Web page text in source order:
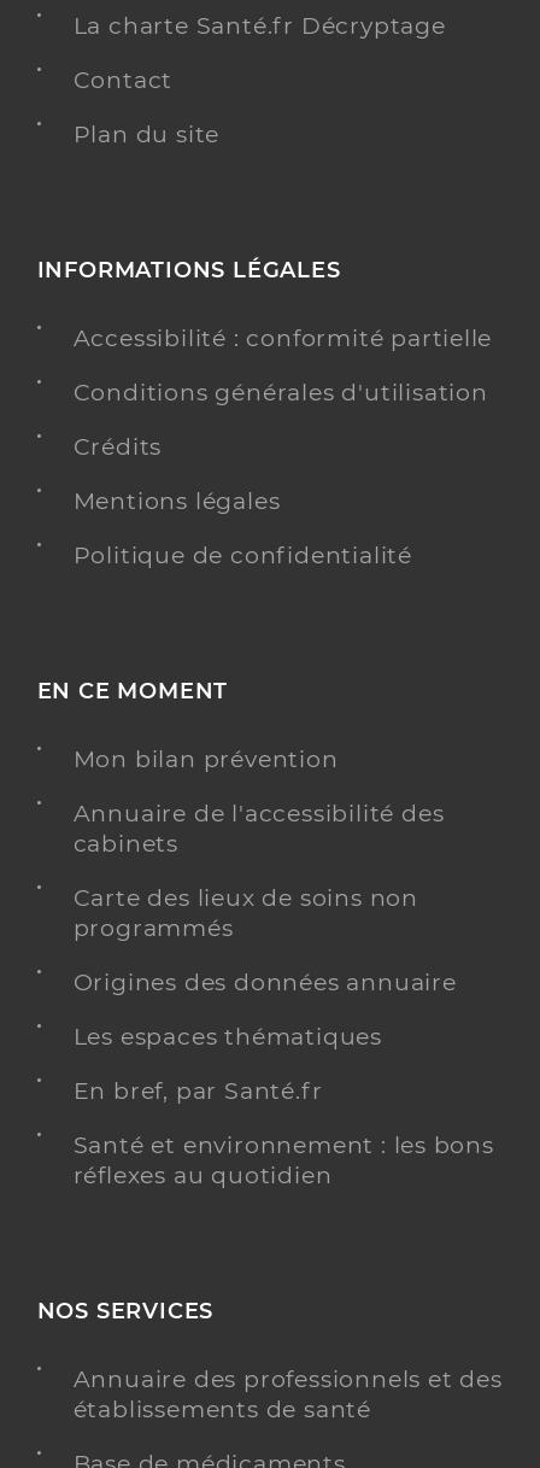
La charte Santé.fr Décryptage
Contact
Plan du site
INFORMATIONS LÉGALES
Accessibilité : conformité partielle
Conditions générales d'utilisation
Crédits
Mentions légales
Politique de confidentialité
EN CE MOMENT
Mon bilan prévention
Annuaire de l'accessibilité des
cabinets
Carte des lieux de soins non
programmés
Origines des données annuaire
Les espaces thématiques
En bref, par Santé.fr
Santé et environnement : les bons
réflexes au quotidien
NOS SERVICES
Annuaire des professionnels et des
établissements de santé